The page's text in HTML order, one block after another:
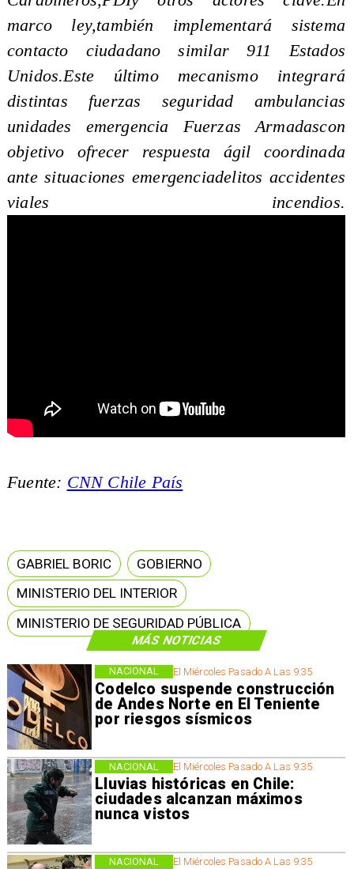
MÁS NOTICIAS
El Miércoles Pasado A Las 9:35
Codelco suspende construcción
de Andes Norte en El Teniente
por riesgos sísmicos
NACIONAL
El Miércoles Pasado A Las 9:35
Lluvias históricas en Chile:
ciudades alcanzan máximos
nunca vistos
NACIONAL
El Miércoles Pasado A Las 9:35
NACIONAL
marco ley,también implementará sistema
contacto ciudadano similar 911 Estados
Unidos.Este último mecanismo integrará
distintas fuerzas seguridad ambulancias
unidades emergencia Fuerzas Armadascon
objetivo ofrecer respuesta ágil coordinada
ante situaciones emergenciadelitos accidentes
viales incendios.
Fuente: CNN Chile País
GABRIEL BORIC
GOBIERNO
MINISTERIO DEL INTERIOR
MINISTERIO DE SEGURIDAD PÚBLICA